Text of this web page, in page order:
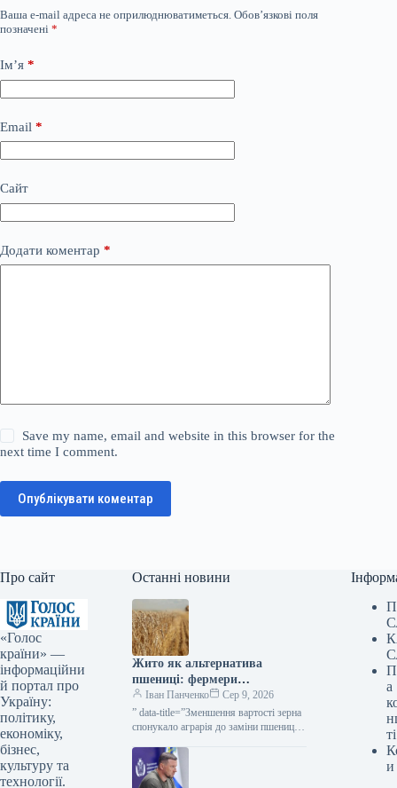
Ваша e-mail адреса не оприлюднюватиметься. Обов’язкові поля
позначені *
Ім’я *
Email *
Сайт
Додати коментар *
Save my name, email and website in this browser for the
next time I comment.
Опублікувати коментар
Про сайт
«Голос
країни» —
інформаційни
й портал про
Україну:
політику,
економіку,
бізнес,
культуру та
технології.
Останні новини
Жито як альтернатива
пшениці: фермери
розглядають зміну культур —
КУРКУЛЬ
Іван Панченко
Сер 9, 2026
” data-title=”Зменшення вартості зерна
спонукало аграрія до заміни пшениці
url=”https://kurkul.com/news/41856-
cherez-padinnya-tsin-na-zerno-fermer-
zadumavsya-pro-zaminu-pshenitsi-
а
ті
и